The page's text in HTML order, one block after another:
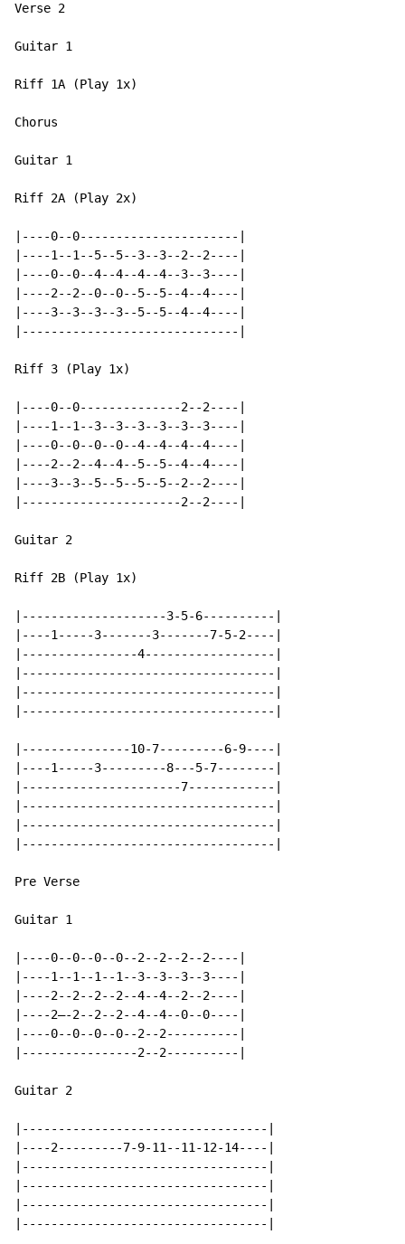
Verse 2
Guitar 1
Riff 1A (Play 1x)
Chorus
Guitar 1
Riff 2A (Play 2x)
|----0--0----------------------|
|----1--1--5--5--3--3--2--2----|
|----0--0--4--4--4--4--3--3----|
|----2--2--0--0--5--5--4--4----|
|----3--3--3--3--5--5--4--4----|
|------------------------------|
Riff 3 (Play 1x)
|----0--0--------------2--2----|
|----1--1--3--3--3--3--3--3----|
|----0--0--0--0--4--4--4--4----|
|----2--2--4--4--5--5--4--4----|
|----3--3--5--5--5--5--2--2----|
|----------------------2--2----|
Guitar 2
Riff 2B (Play 1x)
|--------------------3-5-6----------|
|----1-----3-------3-------7-5-2----|
|----------------4------------------|
|-----------------------------------|
|-----------------------------------|
|-----------------------------------|
|---------------10-7---------6-9----|
|----1-----3---------8---5-7--------|
|----------------------7------------|
|-----------------------------------|
|-----------------------------------|
|-----------------------------------|
Pre Verse
Guitar 1
|----0--0--0--0--2--2--2--2----|
|----1--1--1--1--3--3--3--3----|
|----2--2--2--2--4--4--2--2----|
|----2—-2--2--2--4--4--0--0----|
|----0--0--0--0--2--2----------|
|----------------2--2----------|
Guitar 2
|----------------------------------|
|----2---------7-9-11--11-12-14----|
|----------------------------------|
|----------------------------------|
|----------------------------------|
|----------------------------------|